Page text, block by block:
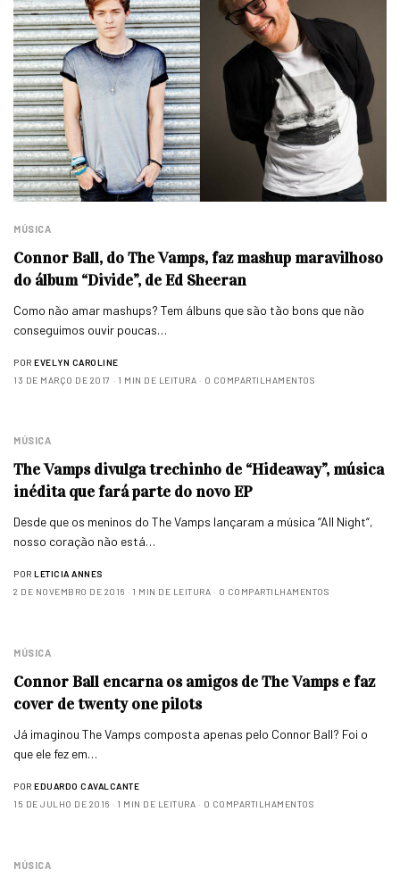
MÚSICA
Connor Ball, do The Vamps, faz mashup maravilhoso
do álbum “Divide”, de Ed Sheeran
Como não amar mashups? Tem álbuns que são tão bons que não
conseguimos ouvir poucas…
POR EVELYN CAROLINE
13 DE MARÇO DE 2017
1 MIN DE LEITURA 0 COMPARTILHAMENTOS
MÚSICA
The Vamps divulga trechinho de “Hideaway”, música
inédita que fará parte do novo EP
Desde que os meninos do The Vamps lançaram a música “All Night“,
nosso coração não está…
POR LETICIA ANNES
2 DE NOVEMBRO DE 2016
1 MIN DE LEITURA 0 COMPARTILHAMENTOS
MÚSICA
Connor Ball encarna os amigos de The Vamps e faz
cover de twenty one pilots
Já imaginou The Vamps composta apenas pelo Connor Ball? Foi o
que ele fez em…
POR EDUARDO CAVALCANTE
15 DE JULHO DE 2016
1 MIN DE LEITURA 0 COMPARTILHAMENTOS
MÚSICA